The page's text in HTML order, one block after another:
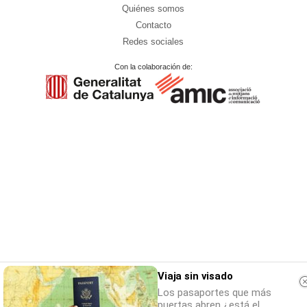
Quiénes somos
Contacto
Redes sociales
Con la colaboración de:
Viaja sin visado
Los pasaportes que más